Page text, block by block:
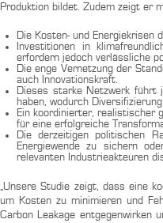
Produktion bildet. Zudem zeigt er
Die Kosten- und
Investitionen in
erfordern jedoch verlässliche
Die enge Vernetzung der
auch Innovationskraft.
Dieses starke Netzwerk führt
haben, wodurch
Ein koordinierter, realistischer
für eine erfolgreiche
Die derzeitigen politischen
Energiewende zu sichern
relevanten Industrieakteuren
„Unsere Studie zeigt, dass eine
um Kosten zu minimieren und
Carbon Leakage entgegenwirken